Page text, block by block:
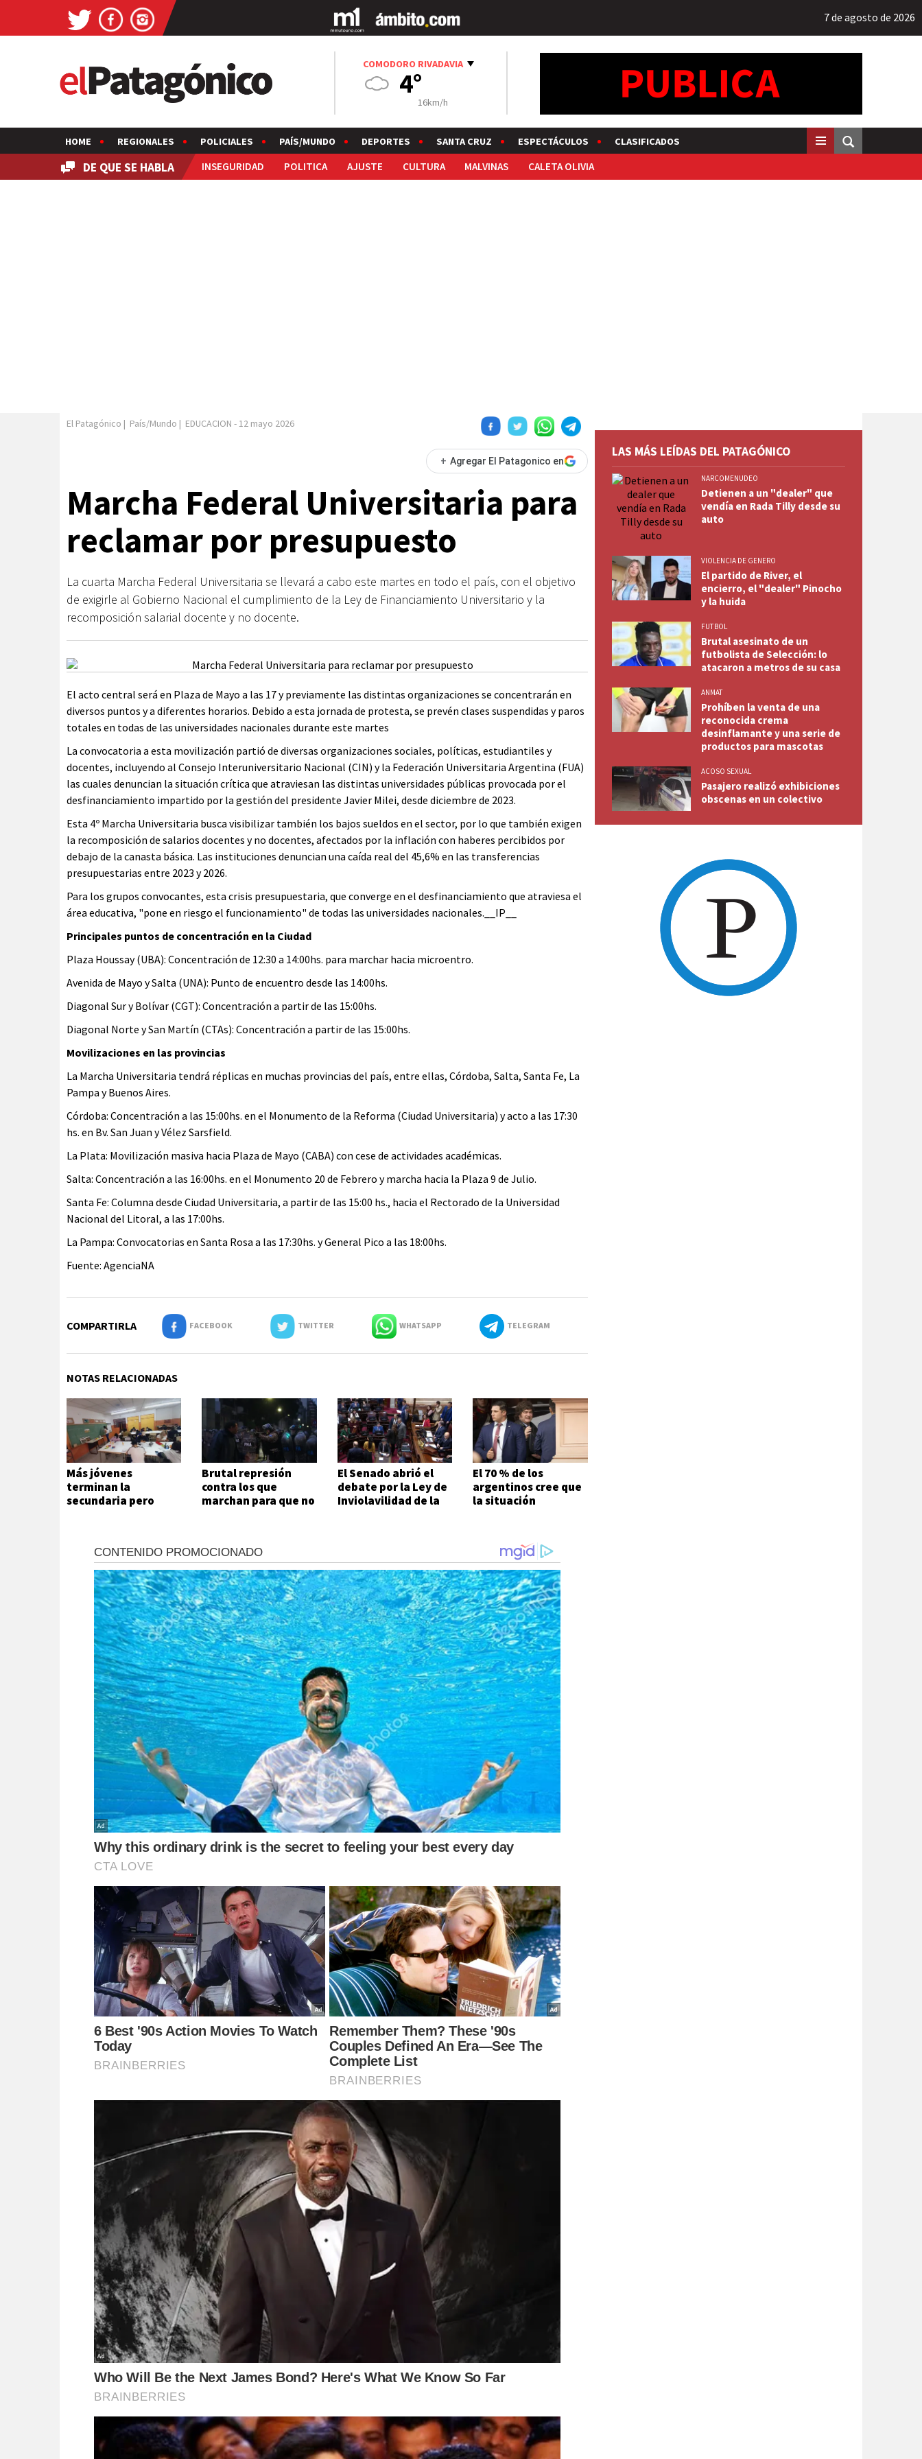
7 de agosto de 2026
COMODORO RIVADAVIA
4°
16km/h
HOME REGIONALES POLICIALES PAÍS/MUNDO DEPORTES SANTA CRUZ ESPECTÁCULOS CLASIFICADOS
DE QUE SE HABLA INSEGURIDAD POLITICA AJUSTE CULTURA MALVINAS CALETA OLIVIA
El Patagónico | País/Mundo | EDUCACION - 12 mayo 2026
+ Agregar El Patagonico en
Marcha Federal Universitaria para
reclamar por presupuesto
La cuarta Marcha Federal Universitaria se llevará a cabo este martes en todo el país, con el objetivo
de exigirle al Gobierno Nacional el cumplimiento de la Ley de Financiamiento Universitario y la
recomposición salarial docente y no docente.
El acto central será en Plaza de Mayo a las 17 y previamente las distintas organizaciones se concentrarán en
diversos puntos y a diferentes horarios. Debido a esta jornada de protesta, se prevén clases suspendidas y paros
totales en todas de las universidades nacionales durante este martes
La convocatoria a esta movilización partió de diversas organizaciones sociales, políticas, estudiantiles y
docentes, incluyendo al Consejo Interuniversitario Nacional (CIN) y la Federación Universitaria Argentina (FUA)
las cuales denuncian la situación crítica que atraviesan las distintas universidades públicas provocada por el
desfinanciamiento impartido por la gestión del presidente Javier Milei, desde diciembre de 2023.
Esta 4º Marcha Universitaria busca visibilizar también los bajos sueldos en el sector, por lo que también exigen
la recomposición de salarios docentes y no docentes, afectados por la inflación con haberes percibidos por
debajo de la canasta básica. Las instituciones denuncian una caída real del 45,6% en las transferencias
presupuestarias entre 2023 y 2026.
Para los grupos convocantes, esta crisis presupuestaria, que converge en el desfinanciamiento que atraviesa el
área educativa, "pone en riesgo el funcionamiento" de todas las universidades nacionales.__IP__
Principales puntos de concentración en la Ciudad
Plaza Houssay (UBA): Concentración de 12:30 a 14:00hs. para marchar hacia microentro.
Avenida de Mayo y Salta (UNA): Punto de encuentro desde las 14:00hs.
Diagonal Sur y Bolívar (CGT): Concentración a partir de las 15:00hs.
Diagonal Norte y San Martín (CTAs): Concentración a partir de las 15:00hs.
Movilizaciones en las provincias
La Marcha Universitaria tendrá réplicas en muchas provincias del país, entre ellas, Córdoba, Salta, Santa Fe, La
Pampa y Buenos Aires.
Córdoba: Concentración a las 15:00hs. en el Monumento de la Reforma (Ciudad Universitaria) y acto a las 17:30
hs. en Bv. San Juan y Vélez Sarsfield.
La Plata: Movilización masiva hacia Plaza de Mayo (CABA) con cese de actividades académicas.
Salta: Concentración a las 16:00hs. en el Monumento 20 de Febrero y marcha hacia la Plaza 9 de Julio.
Santa Fe: Columna desde Ciudad Universitaria, a partir de las 15:00 hs., hacia el Rectorado de la Universidad
Nacional del Litoral, a las 17:00hs.
La Pampa: Convocatorias en Santa Rosa a las 17:30hs. y General Pico a las 18:00hs.
Fuente: AgenciaNA
COMPARTIRLA FACEBOOK TWITTER WHATSAPP TELEGRAM
NOTAS RELACIONADAS
Más jóvenes
terminan la
secundaria pero
Brutal represión
contra los que
marchan para que no
El Senado abrió el
debate por la Ley de
Inviolavilidad de la
El 70 % de los
argentinos cree que
la situación
LAS MÁS LEÍDAS DEL PATAGÓNICO
NARCOMENUDEO
Detienen a un "dealer" que
vendía en Rada Tilly desde su
auto
VIOLENCIA DE GENERO
El partido de River, el
encierro, el "dealer" Pinocho
y la huida
FUTBOL
Brutal asesinato de un
futbolista de Selección: lo
atacaron a metros de su casa
ANMAT
Prohíben la venta de una
reconocida crema
desinflamante y una serie de
productos para mascotas
ACOSO SEXUAL
Pasajero realizó exhibiciones
obscenas en un colectivo